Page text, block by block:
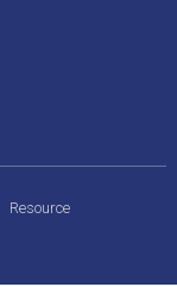
Resource